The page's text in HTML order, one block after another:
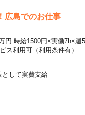
広島でのお仕事
時給1500円×実働7h×
ス利用可（利用条件有）
として実費支給